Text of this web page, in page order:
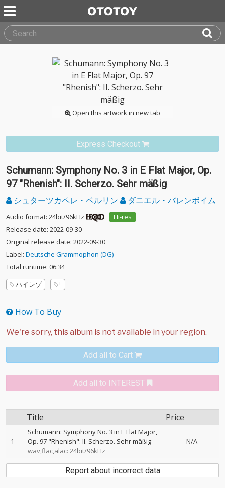
Open this artwork in new tab
Express Checkout
Schumann: Symphony No. 3 in E Flat Major, Op.
97 "Rhenish": II. Scherzo. Sehr mäßig
シュターツカペレ・ベルリン ダニエル・バレンボイム
Audio format: 24bit/96kHz
Hi-res
Release date: 2022-09-30
Original release date: 2022-09-30
Label: Deutsche Grammophon (DG)
Total runtime: 06:34
ハイレゾ
How To Buy
Add all to Cart
Add all to INTEREST
Title Price
1
Schumann: Symphony No. 3 in E Flat Major,
Op. 97 "Rhenish": II. Scherzo. Sehr mäßig
wav,flac,alac: 24bit/96kHz
N/A
Report about incorrect data